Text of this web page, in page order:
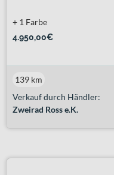
4.950,00€
+ 1 Farbe
Verkauf durch Händler:
Zweirad Ross e.K.
139 km